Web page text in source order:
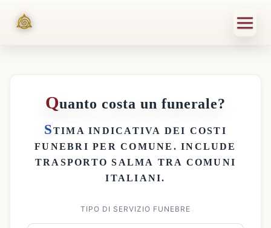
Quanto costa un funerale?
STIMA INDICATIVA DEI COSTI
FUNEBRI PER COMUNE . INCLUDE
TRASPORTO SALMA TRA COMUNI
ITALIANI.
TIPO DI SERVIZIO FUNEBRE